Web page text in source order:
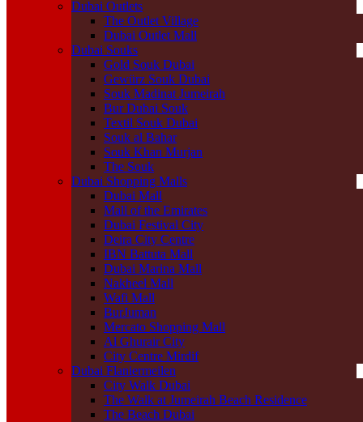
Dubai Outlets
The Outlet Village
Dubai Outlet Mall
Dubai Souks
Gold Souk Dubai
Gewürz Souk Dubai
Souk Madinat Jumeirah
Bur Dubai Souk
Textil Souk Dubai
Souk al Bahar
Souk Khan Murjan
The Souk
Dubai Shopping Malls
Dubai Mall
Mall of the Emirates
Dubai Festival City
Deira City Centre
IBN Battuta Mall
Dubai Marina Mall
Nakheel Mall
Wafi Mall
BurJuman
Mercato Shopping Mall
Al Ghurair City
City Centre Mirdif
Dubai Flaniermeilen
City Walk Dubai
The Walk at Jumeirah Beach Residence
The Beach Dubai